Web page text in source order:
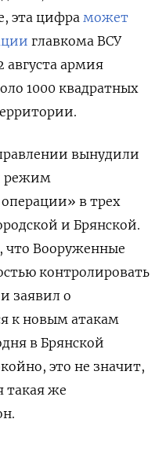
эта цифра может
главкома ВСУ
августа армия
1000 квадратных
вынудили
режим
в трех
и Брянской.
, что Вооруженные
контролировать
заявил о
к новым атакам
в Брянской
это не значит,
такая же